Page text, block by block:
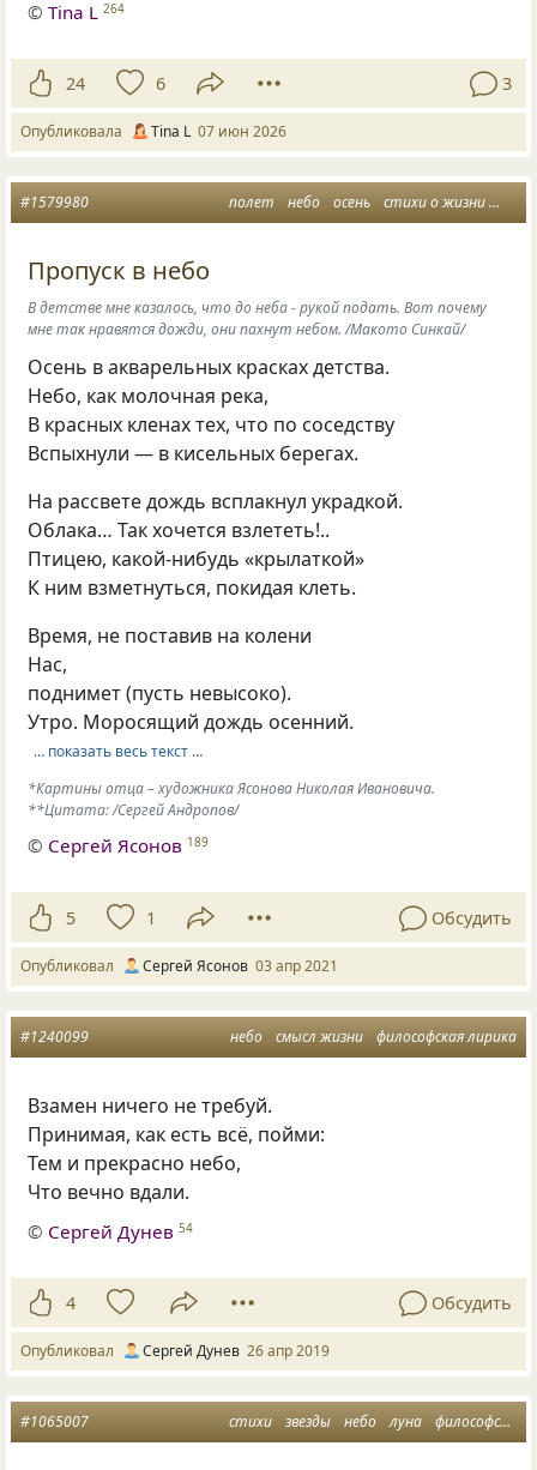
©Tina L 264
24 6 3
Опубликовала Tina L 07 июн 2026
полет небо осень стихи о жизни
#1579980
Пропуск в небо
В детстве мне казалось, что до неба - рукой подать. Вот почему
мне так нравятся дожди, они пахнут небом. /Макото Синкай/
Осень в акварельных красках детства.
Небо, как молочная река,
В красных кленах тех, что по соседству
Вспыхнули — в кисельных берегах.
На рассвете дождь всплакнул украдкой.
Облака… Так хочется взлететь!..
Птицею, какой-нибудь «крылаткой»
К ним взметнуться, покидая клеть.
Время, не поставив на колени
Нас,
поднимет (пусть невысоко).
Утро. Моросящий дождь осенний.
… показать весь текст …
*Картины отца – художника Ясонова Николая Ивановича.
**Цитата: /Сергей Андропов/
© Сергей Ясонов 189
5 1 Обсудить
Опубликовал Сергей Ясонов 03 апр 2021
небо смысл жизни философская лирика
#1240099
Взамен ничего не требуй.
Принимая, как есть всё, пойми:
Тем и прекрасно небо,
Что вечно вдали.
© Сергей Дунев 54
4 Обсудить
Опубликовал Сергей Дунев 26 апр 2019
стихи звезды небо луна философская лирика
#1065007